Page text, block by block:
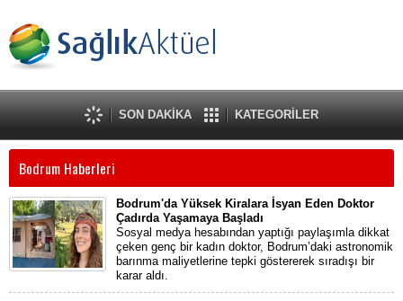
SON DAKİKA KATEGORİLER
Bodrum Haberleri
Bodrum'da Yüksek Kiralara İsyan Eden Doktor
Çadırda Yaşamaya Başladı
Sosyal medya hesabından yaptığı paylaşımla dikkat
çeken genç bir kadın doktor, Bodrum’daki astronomik
barınma maliyetlerine tepki göstererek sıradışı bir
karar aldı.